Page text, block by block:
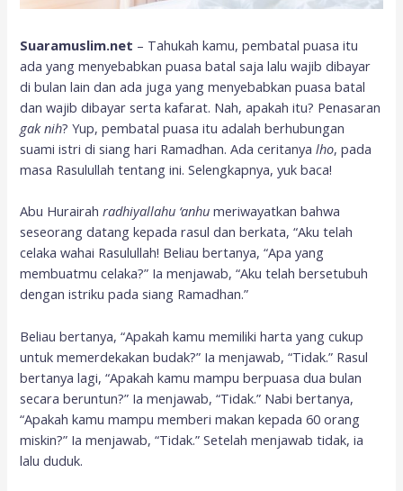
Suaramuslim.net – Tahukah kamu, pembatal puasa itu
ada yang menyebabkan puasa batal saja lalu wajib dibayar
di bulan lain dan ada juga yang menyebabkan puasa batal
dan wajib dibayar serta kafarat. Nah, apakah itu? Penasaran
gak nih? Yup, pembatal puasa itu adalah berhubungan
suami istri di siang hari Ramadhan. Ada ceritanyalho, pada
masa Rasulullah tentang ini. Selengkapnya, yuk baca!
Abu Hurairahradhiyallahu ‘anhu meriwayatkan bahwa
seseorang datang kepada rasul dan berkata, “Aku telah
celaka wahai Rasulullah! Beliau bertanya, “Apa yang
membuatmu celaka?” Ia menjawab, “Aku telah bersetubuh
dengan istriku pada siang Ramadhan.”
Beliau bertanya, “Apakah kamu memiliki harta yang cukup
untuk memerdekakan budak?” Ia menjawab, “Tidak.” Rasul
bertanya lagi, “Apakah kamu mampu berpuasa dua bulan
secara beruntun?” Ia menjawab, “Tidak.” Nabi bertanya,
“Apakah kamu mampu memberi makan kepada 60 orang
miskin?” Ia menjawab, “Tidak.” Setelah menjawab tidak, ia
lalu duduk.